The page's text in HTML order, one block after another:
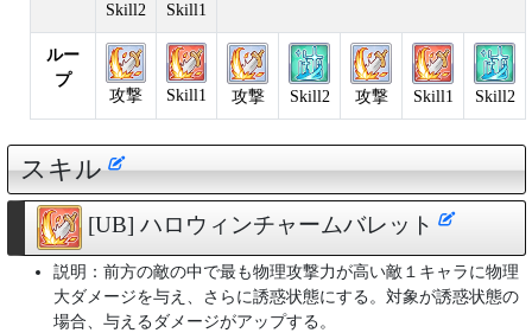
Skill2 Skill1
ルー
プ
攻撃
Skill1 攻撃 Skill2 攻撃 Skill1 Skill2
スキル
[UB] ハロウィンチャームバレット
説明：前方の敵の中で最も物理攻撃力が高い敵１キャラに物理
大ダメージを与え、さらに誘惑状態にする。対象が誘惑状態の
場合、与えるダメージがアップする。